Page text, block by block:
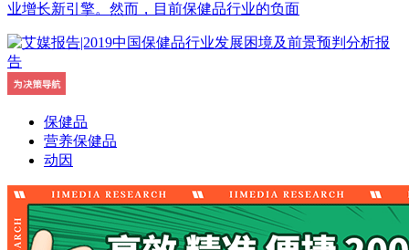
业增长新引擎。然而，目前保健品行业的负面
保健品
营养保健品
动因